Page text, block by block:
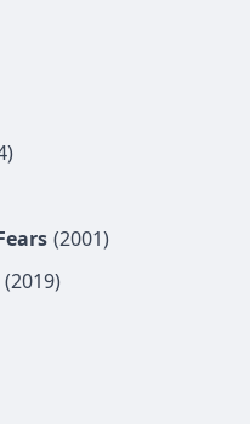
(2001)
(2019)